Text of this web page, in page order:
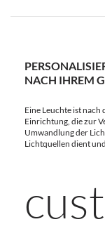
NACH IHREM
Eine Leuchte ist nach
Einrichtung, die zur
Umwandlung der
Lichtquellen dient